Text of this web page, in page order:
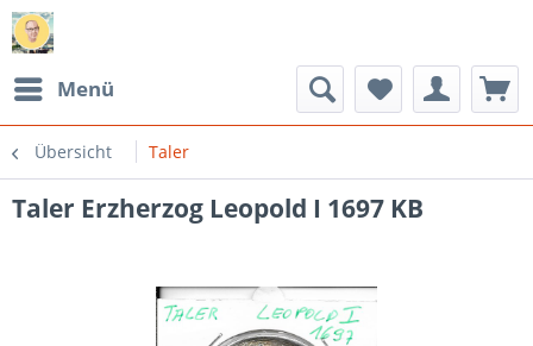
Menü
Übersicht Taler
Taler Erzherzog Leopold I 1697 KB